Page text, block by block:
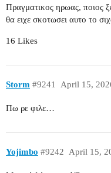
Πραγματικος ηρωας, ποιος
θα ειχε σκοτωσει αυτο το
16 Likes
Storm April 15,
#9241
Πω ρε φιλε…
Yojimbo April 15,
#9242